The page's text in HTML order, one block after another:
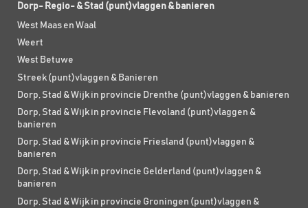
Dorp- Regio- & Stad (punt)vlaggen & banieren
West Maas en Waal
Weert
West Betuwe
Streek (punt)vlaggen & Banieren
Dorp, Stad & Wijk in provincie Drenthe (punt)vlaggen & banieren
Dorp, Stad & Wijk in provincie Flevoland (punt)vlaggen &
banieren
Dorp, Stad & Wijk in provincie Friesland (punt)vlaggen &
banieren
Dorp, Stad & Wijk in provincie Gelderland (punt)vlaggen &
banieren
Dorp, Stad & Wijk in provincie Groningen (punt)vlaggen &